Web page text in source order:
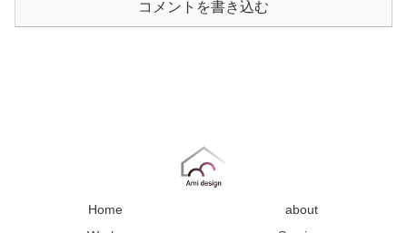
コメントを書き込む
Home
about